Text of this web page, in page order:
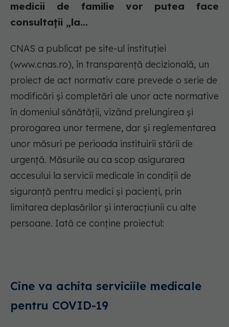
medicii de familie vor putea face
consultații „la...
CNAS a publicat pe site-ul instituției
(www.cnas.ro), în transparență decizională, un
proiect de act normativ care prevede o serie de
modificări și completări ale unor acte normative
în domeniul sănătății, vizând prelungirea și
prorogarea unor termene, dar și reglementarea
unor măsuri pe perioada instituirii stării de
urgență. Măsurile au ca scop asigurarea
accesului la servicii medicale în condiții de
siguranță pentru medici și pacienți, prin
limitarea deplasărilor și interacțiunii cu alte
persoane. Iată ce conține proiectul:
Cine va achita serviciile medicale
pentru COVID-19